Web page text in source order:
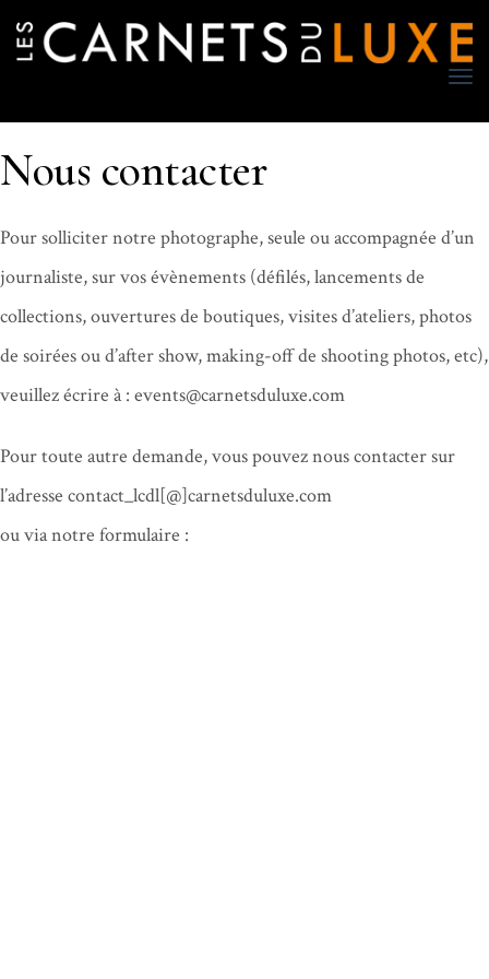
Nous contacter
Pour solliciter notre photographe, seule ou accompagnée d’un
journaliste, sur vos évènements (défilés, lancements de
collections, ouvertures de boutiques, visites d’ateliers, photos
de soirées ou d’after show, making-off de shooting photos, etc),
veuillez écrire à : events@carnetsduluxe.com
Pour toute autre demande, vous pouvez nous contacter sur
l’adresse contact_lcdl[@]carnetsduluxe.com
ou via notre formulaire :